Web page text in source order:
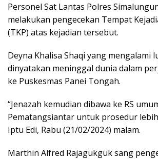
Personel Sat Lantas Polres
melakukan pengecekan Tempat
(TKP) atas kejadian tersebut.
Deyna Khalisa Shaqi yang mengalami
dinyatakan meninggal dunia dalam
ke Puskesmas Panei Tongah.
“Jenazah kemudian dibawa ke RS
Pematangsiantar untuk prosedur
Iptu Edi, Rabu (21/02/2024) malam.
Marthin Alfred Rajagukguk sang